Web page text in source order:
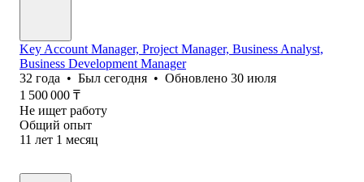
Key Account Manager, Project Manager, Business Analyst,
Business Development Manager
32 года • Был сегодня • Обновлено 30 июля
1 500 000 ₸
Не ищет работу
Общий опыт
11 лет 1 месяц